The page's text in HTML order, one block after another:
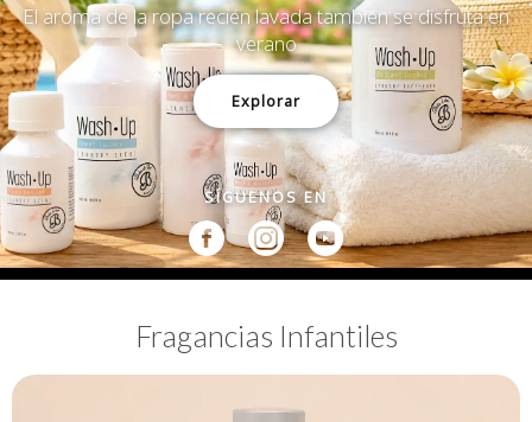
El aroma de la ropa recién lavada también se disfruta en
verano
Explorar
SÍGUENOS EN
Fragancias Infantiles